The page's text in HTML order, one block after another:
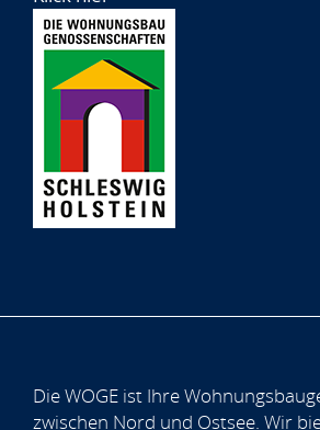
Die WOGE ist Ihre
zwischen Nord und Ostsee. Wir